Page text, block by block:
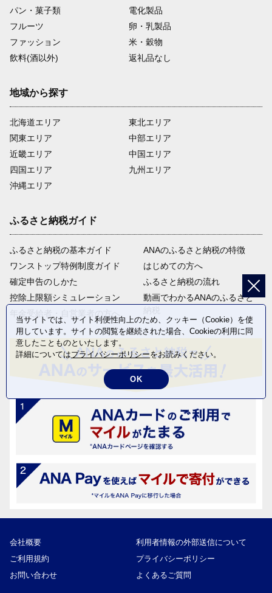
パン・菓子類
電化製品
フルーツ
卵・乳製品
ファッション
米・穀物
飲料(酒以外)
返礼品なし
地域から探す
北海道エリア
関東エリア
近畿エリア
四国エリア
沖縄エリア
東北エリア
中部エリア
中国エリア
九州エリア
ふるさと納税ガイド
ふるさと納税の基本ガイド
ワンストップ特例制度ガイド
確定申告のしかた
控除上限額シミュレーション
ANAのふるさと納税の特徴
はじめての方へ
ふるさと納税の流れ
動画でわかるANAのふるさと
会社概要
利用者情報の外部送信について
ご利用規約
プライバシーポリシー
お問い合わせ
よくあるご質問
当サイトでは、サイト利便性向上のため、クッキー（Cookie）を使
用しています。サイトの閲覧を継続された場合、Cookieの利用に同
意したことものといたします。
詳細についてはプライバシーポリシーをお読みください。
OK